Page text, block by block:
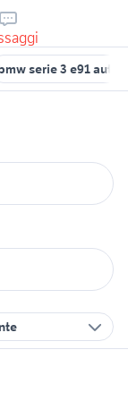
serie 3 e91 auto